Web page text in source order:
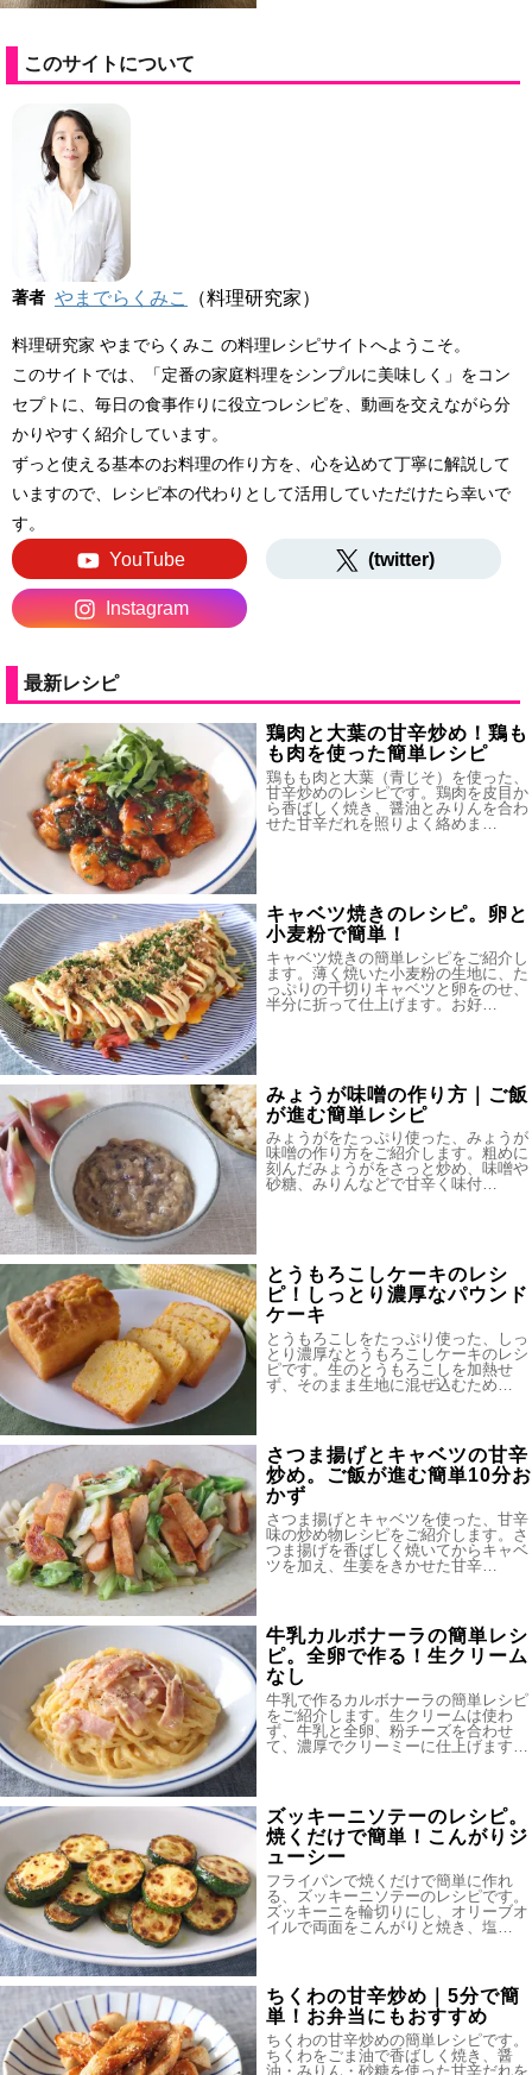
このサイトについて
著者 やまでらくみこ （料理研究家）
料理研究家 やまでらくみこ の料理レシピサイトへようこそ。
このサイトでは、「定番の家庭料理をシンプルに美味しく」をコン
セプトに、毎日の食事作りに役立つレシピを、動画を交えながら分
かりやすく紹介しています。
ずっと使える基本のお料理の作り方を、心を込めて丁寧に解説して
いますので、レシピ本の代わりとして活用していただけたら幸いで
す。
YouTube (twitter)
Instagram
最新レシピ
鶏肉と大葉の甘辛炒め！鶏も
も肉を使った簡単レシピ
鶏もも肉と大葉（青じそ）を使った、
甘辛炒めのレシピです。鶏肉を皮目か
ら香ばしく焼き、醤油とみりんを合わ
せた甘辛だれを照りよく絡めま…
キャベツ焼きのレシピ。卵と
小麦粉で簡単！
キャベツ焼きの簡単レシピをご紹介し
ます。薄く焼いた小麦粉の生地に、た
っぷりの千切りキャベツと卵をのせ、
半分に折って仕上げます。お好…
みょうが味噌の作り方｜ご飯
が進む簡単レシピ
みょうがをたっぷり使った、みょうが
味噌の作り方をご紹介します。粗めに
刻んだみょうがをさっと炒め、味噌や
砂糖、みりんなどで甘辛く味付…
とうもろこしケーキのレシ
ピ！しっとり濃厚なパウンド
ケーキ
とうもろこしをたっぷり使った、しっ
とり濃厚なとうもろこしケーキのレシ
ピです。生のとうもろこしを加熱せ
ず、そのまま生地に混ぜ込むため…
さつま揚げとキャベツの甘辛
炒め。ご飯が進む簡単10分お
かず
さつま揚げとキャベツを使った、甘辛
味の炒め物レシピをご紹介します。さ
つま揚げを香ばしく焼いてからキャベ
ツを加え、生姜をきかせた甘辛…
牛乳カルボナーラの簡単レシ
ピ。全卵で作る！生クリーム
なし
牛乳で作るカルボナーラの簡単レシピ
をご紹介します。生クリームは使わ
ず、牛乳と全卵、粉チーズを合わせ
て、濃厚でクリーミーに仕上げます…
ズッキーニソテーのレシピ。
焼くだけで簡単！こんがりジ
ューシー
フライパンで焼くだけで簡単に作れ
る、ズッキーニソテーのレシピです。
ズッキーニを輪切りにし、オリーブオ
イルで両面をこんがりと焼き、塩…
ちくわの甘辛炒め｜5分で簡
単！お弁当にもおすすめ
ちくわの甘辛炒めの簡単レシピです。
ちくわをごま油で香ばしく焼き、醤
油・みりん・砂糖を使った甘辛だれを